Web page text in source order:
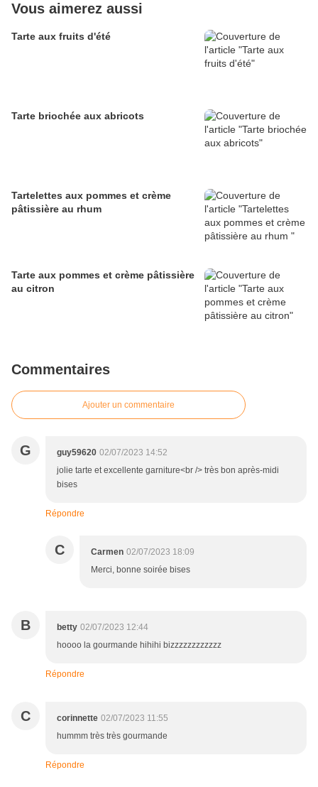
Vous aimerez aussi
Tarte aux fruits d'été
Tarte briochée aux abricots
Tartelettes aux pommes et crème
pâtissière au rhum
Tarte aux pommes et crème pâtissière
au citron
Commentaires
Ajouter un commentaire
G guy59620 02/07/2023 14:52
jolie tarte et excellente garniture<br /> très bon après-midi
bises
Répondre
C Carmen 02/07/2023 18:09
Merci, bonne soirée bises
B betty 02/07/2023 12:44
hoooo la gourmande hihihi bizzzzzzzzzzzz
Répondre
C corinnette 02/07/2023 11:55
hummm très très gourmande
Répondre